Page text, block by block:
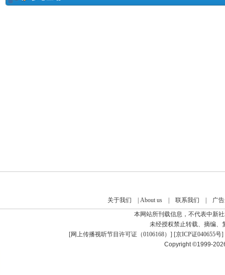
关于我们 About us| 联系我们
广
本网站所刊载信息，不代表中新
未经授权禁止转载、摘编、
[网上传播视听节目许可证（0106168） ] [京ICP证040655号]
Copyright ©1999-